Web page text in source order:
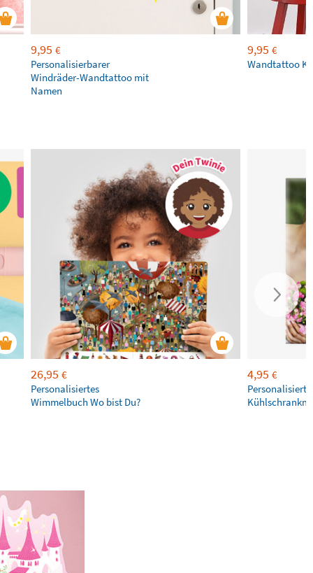
9,95 €
Personalisierbarer
Windräder-Wandtattoo mit
Namen
9,95 €
Wandtattoo
26,95 €
Personalisiertes
Wimmelbuch Wo bist Du?
4,95 €